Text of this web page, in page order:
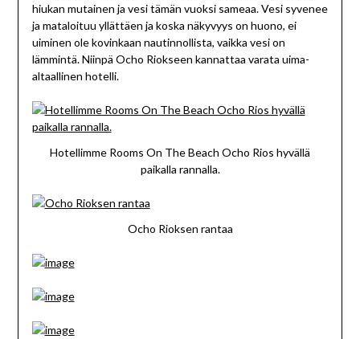
hiukan mutainen ja vesi tämän vuoksi sameaa. Vesi syvenee
ja mataloituu yllättäen ja koska näkyvyys on huono, ei
uiminen ole kovinkaan nautinnollista, vaikka vesi on
lämmintä. Niinpä Ocho Riokseen kannattaa varata uima-
altaallinen hotelli.
Hotellimme Rooms On The Beach Ocho Rios hyvällä
paikalla rannalla.
Ocho Rioksen rantaa